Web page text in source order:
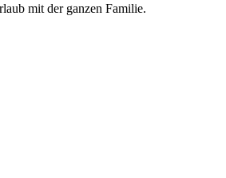
mit der ganzen Familie.